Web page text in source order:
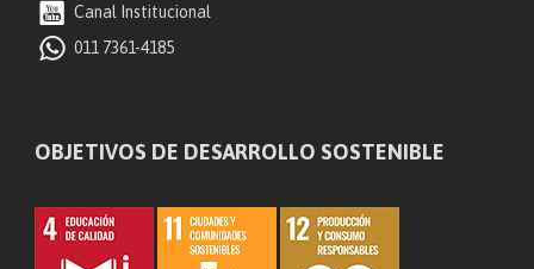
Canal Institucional
011 7361-4185
OBJETIVOS DE DESARROLLO SOSTENIBLE